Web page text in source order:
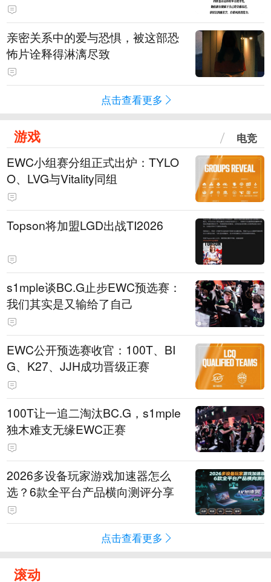
亲密关系中的爱与恐惧，被这部恐
怖片诠释得淋漓尽致
点击查看更多
游戏 电竞
EWC小组赛分组正式出炉：TYLO
O、LVG与Vitality同组
Topson将加盟LGD出战TI2026
s1mple谈BC.G止步EWC预选赛：
我们其实是又输给了自己
EWC公开预选赛收官：100T、BI
G、K27、JJH成功晋级正赛
100T让一追二淘汰BC.G，s1mple
独木难支无缘EWC正赛
2026多设备玩家游戏加速器怎么
选？6款全平台产品横向测评分享
点击查看更多
滚动